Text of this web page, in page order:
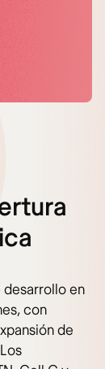
en
con
de